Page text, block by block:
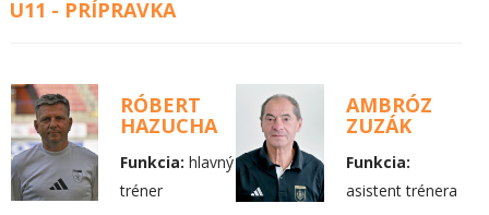
U11 - PRÍPRAVKA
RÓBERT
HAZUCHA
Funkcia: hlavný
tréner
AMBRÓZ
ZUZÁK
Funkcia:
asistent trénera